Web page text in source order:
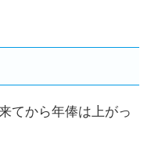
てから年俸は上がっ